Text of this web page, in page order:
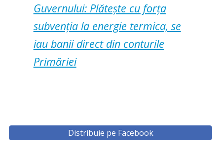
Guvernului: Plătește cu forța
subvenția la energie termica, se
iau banii direct din conturile
Primăriei
Distribuie pe Facebook